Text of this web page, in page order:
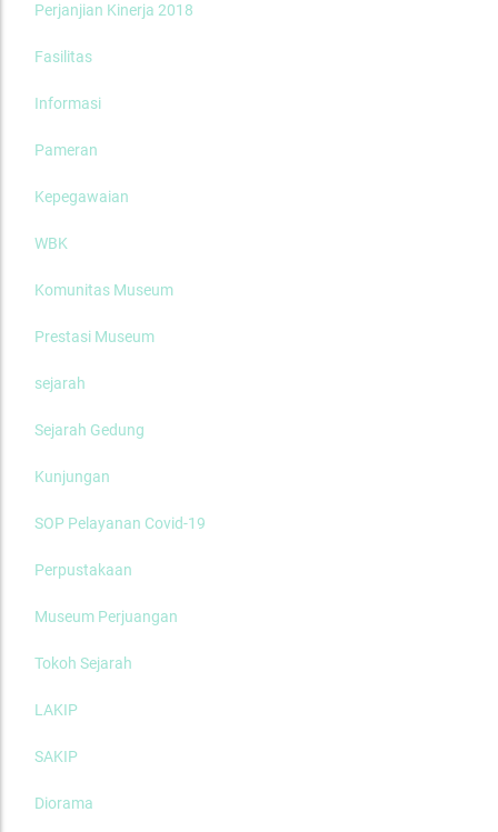
Perjanjian Kinerja 2018
Fasilitas
Informasi
Pameran
Kepegawaian
WBK
Komunitas Museum
Prestasi Museum
sejarah
Sejarah Gedung
Kunjungan
SOP Pelayanan Covid-19
Perpustakaan
Museum Perjuangan
Tokoh Sejarah
LAKIP
SAKIP
Diorama